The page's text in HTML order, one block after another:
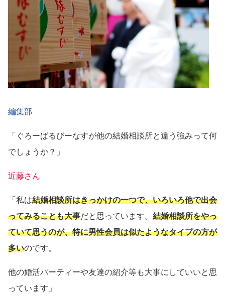
編集部
「ぐろーばるびーなすが他の結婚相談所と違う強みって何
でしょうか？」
近藤さん
「私は結婚相談所はきっかけの一つで、いろいろ他で出会
ってみることも大事だと思っています。 結婚相談所をやっ
ていて思うのが、特に男性会員は似たようなタイプの方が
多いのです。
他の婚活パーティーや友達の紹介等も大事にしていいと思
っています」